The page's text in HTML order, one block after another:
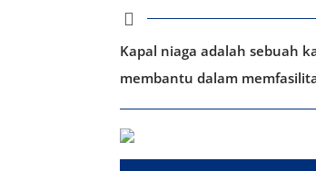
Kapal niaga adalah sebuah
membantu dalam